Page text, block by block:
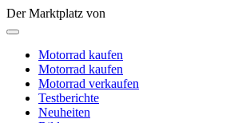
Der Marktplatz von
Motorrad kaufen
Motorrad kaufen
Motorrad verkaufen
Testberichte
Neuheiten